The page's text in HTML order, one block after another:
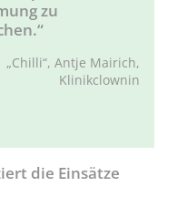
zu
„Chilli“, Antje Mairich,
Klinikclownin
die Einsätze